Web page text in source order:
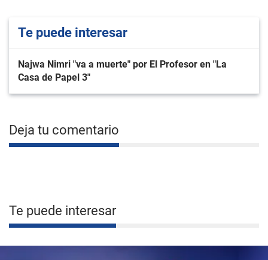
Te puede interesar
Najwa Nimri "va a muerte" por El Profesor en "La
Casa de Papel 3"
Deja tu comentario
Te puede interesar